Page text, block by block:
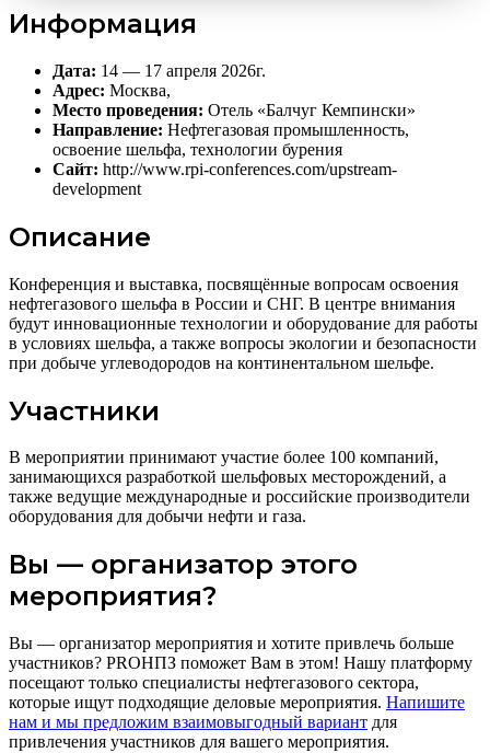
Информация
Дата: 14 — 17 апреля 2026г.
Адрес: Москва,
Место проведения: Отель «Балчуг Кемпински»
Направление: Нефтегазовая промышленность,
освоение шельфа, технологии бурения
Сайт: http://www.rpi-conferences.com/upstream-
development
Описание
Конференция и выставка, посвящённые вопросам освоения
нефтегазового шельфа в России и СНГ. В центре внимания
будут инновационные технологии и оборудование для работы
в условиях шельфа, а также вопросы экологии и безопасности
при добыче углеводородов на континентальном шельфе.
Участники
В мероприятии принимают участие более 100 компаний,
занимающихся разработкой шельфовых месторождений, а
также ведущие международные и российские производители
оборудования для добычи нефти и газа.
Вы — организатор этого
мероприятия?
Вы — организатор мероприятия и хотите привлечь больше
участников? PROНПЗ поможет Вам в этом! Нашу платформу
посещают только специалисты нефтегазового сектора,
которые ищут подходящие деловые мероприятия. Напишите
нам и мы предложим взаимовыгодный вариант для
привлечения участников для вашего мероприятия.